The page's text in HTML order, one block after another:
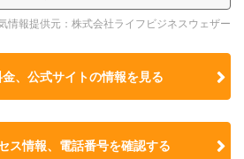
情報提供元：株式会社ライフビジネスウェザー
、公式サイトの情報を見る
ス情報、電話番号を確認する